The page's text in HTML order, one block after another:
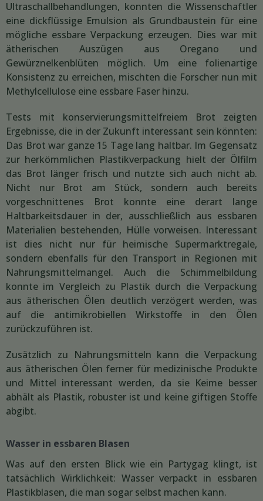
Ultraschallbehandlungen, konnten die Wissenschaftler
eine dickflüssige Emulsion als Grundbaustein für eine
mögliche essbare Verpackung erzeugen. Dies war mit
ätherischen Auszügen aus Oregano und
Gewürznelkenblüten möglich. Um eine folienartige
Konsistenz zu erreichen, mischten die Forscher nun mit
Methylcellulose eine essbare Faser hinzu.
Tests mit konservierungsmittelfreiem Brot zeigten
Ergebnisse, die in der Zukunft interessant sein könnten:
Das Brot war ganze 15 Tage lang haltbar. Im Gegensatz
zur herkömmlichen Plastikverpackung hielt der Ölfilm
das Brot länger frisch und nutzte sich auch nicht ab.
Nicht nur Brot am Stück, sondern auch bereits
vorgeschnittenes Brot konnte eine derart lange
Haltbarkeitsdauer in der, ausschließlich aus essbaren
Materialien bestehenden, Hülle vorweisen. Interessant
ist dies nicht nur für heimische Supermarktregale,
sondern ebenfalls für den Transport in Regionen mit
Nahrungsmittelmangel. Auch die Schimmelbildung
konnte im Vergleich zu Plastik durch die Verpackung
aus ätherischen Ölen deutlich verzögert werden, was
auf die antimikrobiellen Wirkstoffe in den Ölen
zurückzuführen ist.
Zusätzlich zu Nahrungsmitteln kann die Verpackung
aus ätherischen Ölen ferner für medizinische Produkte
und Mittel interessant werden, da sie Keime besser
abhält als Plastik, robuster ist und keine giftigen Stoffe
abgibt.
Wasser in essbaren Blasen
Was auf den ersten Blick wie ein Partygag klingt, ist
tatsächlich Wirklichkeit: Wasser verpackt in essbaren
Plastikblasen, die man sogar selbst machen kann.